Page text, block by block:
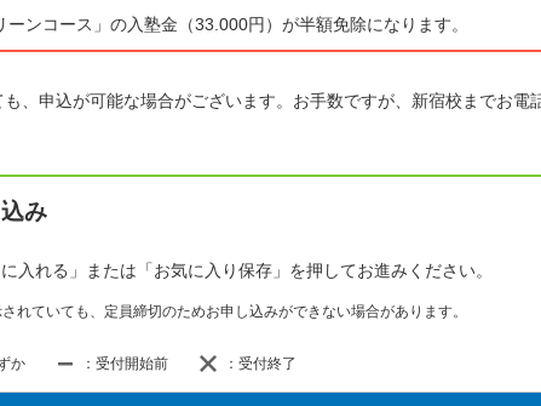
ーンコース」の入塾金（33.000円）が半額免除になります。
、申込が可能な場合がございます。お手数ですが、新宿校までお電
み
入れる」または「お気に入り保存」を押してお進みください。
れていても、定員締切のためお申し込みができない場合があります。
か ：受付開始前 ：受付終了